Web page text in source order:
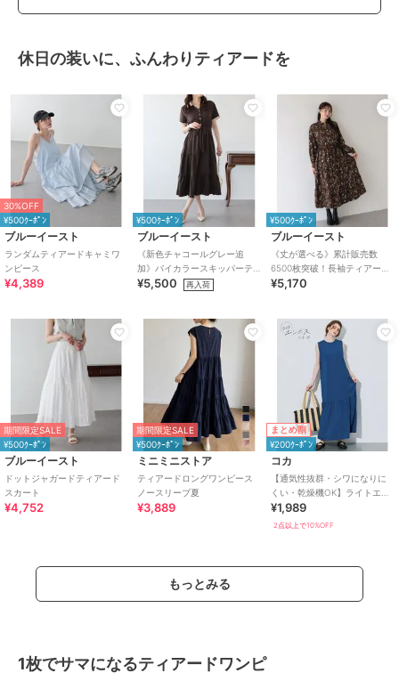
休日の装いに、ふんわりティアードを
30%OFF
¥500ｸｰﾎﾟﾝ
ブルーイースト
ランダムティアードキャミワ
ンピース
¥4,389
¥500ｸｰﾎﾟﾝ
ブルーイースト
《新色チャコールグレー追
加》バイカラースキッパーテ
ィアードワンピース
¥5,500 再入荷
¥500ｸｰﾎﾟﾝ
ブルーイースト
《丈が選べる》累計販売数
6500枚突破！長袖ティアード
ワンピース
¥5,170
期間限定SALE
¥500ｸｰﾎﾟﾝ
ブルーイースト
ドットジャガードティアード
スカート
¥4,752
期間限定SALE
¥500ｸｰﾎﾟﾝ
ミニミニストア
ティアードロングワンピース
ノースリーブ夏
¥3,889
まとめ割
¥200ｸｰﾎﾟﾝ
コカ
【通気性抜群・シワになりに
くい・乾燥機OK】ライトエン
ボスノースリーブティアード
ワンピース 全2色
¥1,989
2点以上で10%OFF
もっとみる
1枚でサマになるティアードワンピ